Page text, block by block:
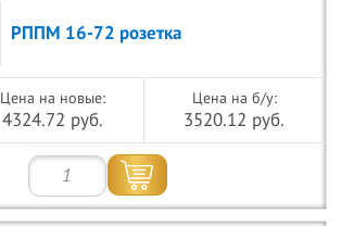
РППМ 16-72 розетка
Цена на новые:
4324.72 руб.
Цена на б/у:
3520.12 руб.